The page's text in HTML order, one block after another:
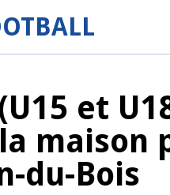
et
maison
du-Bois